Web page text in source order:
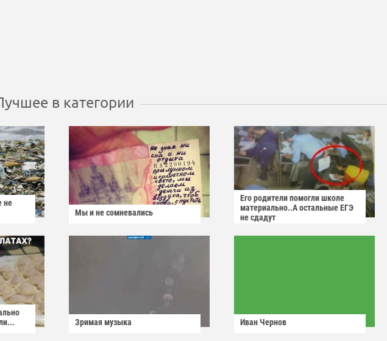
в категории
не
Мы и не сомневались
Его родители помогли школе
материально..А остальные ЕГЭ
не сдадут
Зримая музыка Иван Чернов